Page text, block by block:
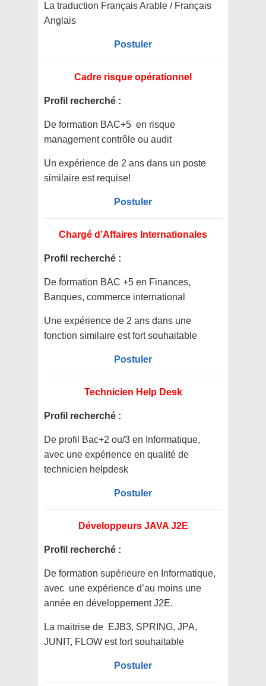
La traduction Français Arable / Français
Anglais
Postuler
Cadre risque opérationnel
Profil recherché :
De formation BAC+5 en risque
management contrôle ou audit
Un expérience de 2 ans dans un poste
similaire est requise!
Postuler
Chargé d’Affaires Internationales
Profil recherché :
De formation BAC +5 en Finances,
Banques, commerce international
Une expérience de 2 ans dans une
fonction similaire est fort souhaitable
Postuler
Technicien Help Desk
Profil recherché :
De profil Bac+2 ou/3 en Informatique,
avec une expérience en qualité de
technicien helpdesk
Postuler
Développeurs JAVA J2E
Profil recherché :
De formation supérieure en Informatique,
avec une expérience d’au moins une
année en développement J2E.
La maitrise de EJB3, SPRING, JPA,
JUNIT, FLOW est fort souhaitable
Postuler